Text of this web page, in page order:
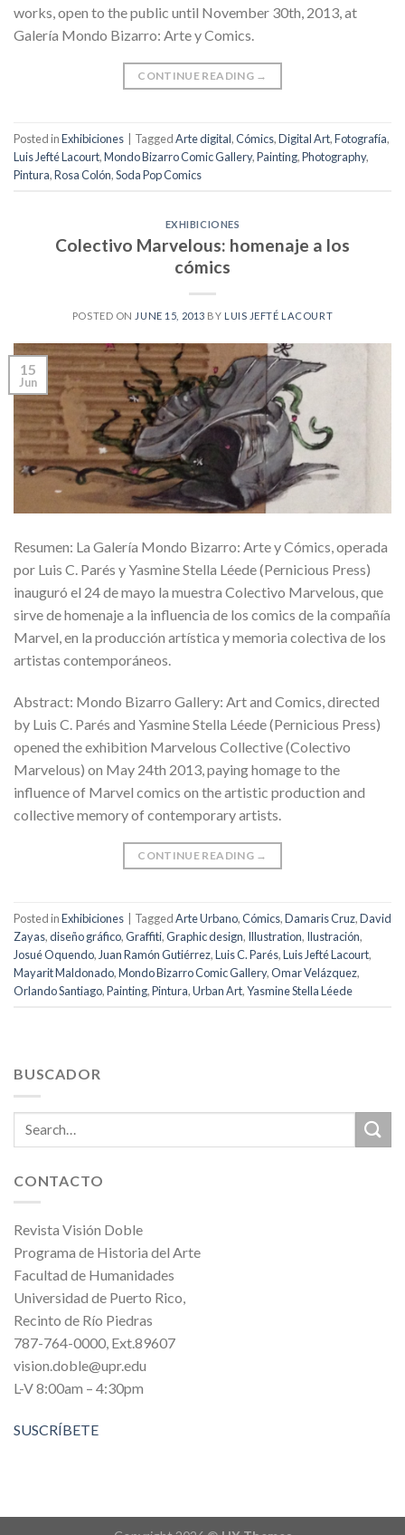
works, open to the public until November 30th, 2013, at
Galería Mondo Bizarro: Arte y Comics.
CONTINUE READING →
Posted inExhibiciones TaggedArte digital,Cómics,Digital Art,Fotografía,
Luis Jefté Lacourt,Mondo Bizarro Comic Gallery,Painting,Photography,
Pintura,Rosa Colón,Soda Pop Comics
EXHIBICIONES
Colectivo Marvelous: homenaje a los
cómics
POSTED ON JUNE 15, 2013 BY LUIS JEFTÉ LACOURT
15
Jun
Resumen: La Galería Mondo Bizarro: Arte y Cómics, operada
por Luis C. Parés y Yasmine Stella Léede (Pernicious Press)
inauguró el 24 de mayo la muestra Colectivo Marvelous, que
sirve de homenaje a la influencia de los comics de la compañía
Marvel, en la producción artística y memoria colectiva de los
artistas contemporáneos.
Abstract: Mondo Bizarro Gallery: Art and Comics, directed
by Luis C. Parés and Yasmine Stella Léede (Pernicious Press)
opened the exhibition Marvelous Collective (Colectivo
Marvelous) on May 24th 2013, paying homage to the
influence of Marvel comics on the artistic production and
collective memory of contemporary artists.
CONTINUE READING →
Posted inExhibiciones | TaggedArte Urbano,Cómics,Damaris Cruz,David
Zayas,diseño gráfico,Graffiti,Graphic design, Illustration, Ilustración,
Josué Oquendo, Juan Ramón Gutiérrez,Luis C. Parés,Luis Jefté Lacourt,
Mayarit Maldonado,Mondo Bizarro Comic Gallery,Omar Velázquez,
Orlando Santiago,Painting,Pintura,Urban Art,Yasmine Stella Léede
BUSCADOR
CONTACTO
Revista Visión Doble
Programa de Historia del Arte
Facultad de Humanidades
Universidad de Puerto Rico,
Recinto de Río Piedras
787-764-0000, Ext.89607
vision.doble@upr.edu
L-V 8:00am – 4:30pm
SUSCRÍBETE